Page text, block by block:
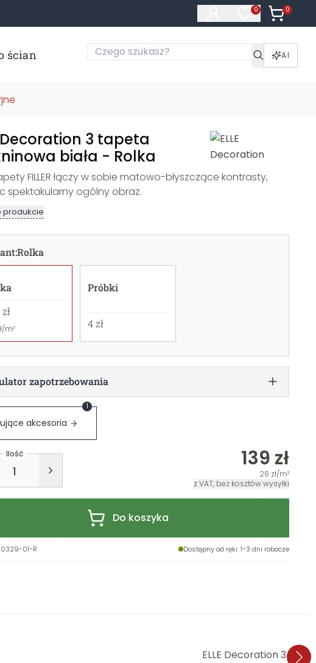
0
Produkty na
0
Produkty
ścian AI
Decoration 3 tapeta
biała - Rolka
FILLER łączy w sobie matowo-błyszczące kontrasty,
spektakularny ogólny obraz.
produkcie
:Rolka
m²
Próbki
4 zł
zapotrzebowania
akcesoria
1
Ilość 139 zł
26 zł/m²
z VAT, bez kosztów wysyłki
Do koszyka
01-R Dostępny od ręki: 1-3 dni robocze
ELLE Decoration 3